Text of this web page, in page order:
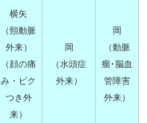
横矢
（頸動脈
外来）
（顔の痛
み・ピク
つき外
来）
岡
（水頭症
外来）
岡
（動脈
瘤･脳血
管障害
外来）